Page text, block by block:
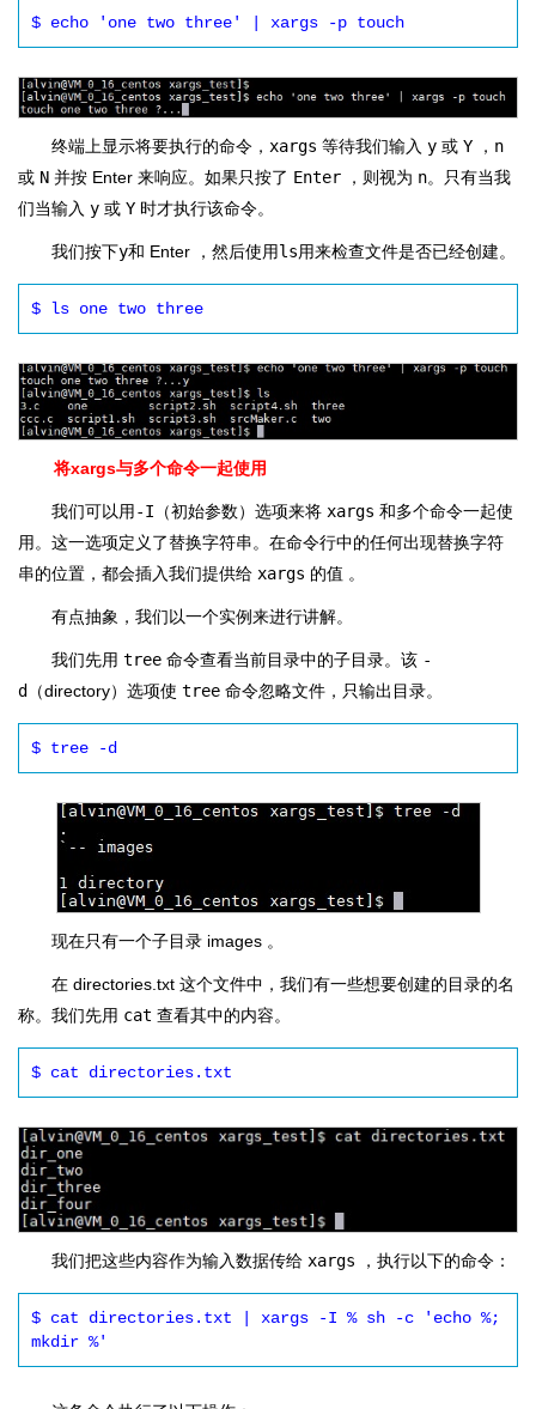
$ echo 'one two three' | xargs -p touch
终端上显示将要执行的命令， xargs 等待我们输入 y 或 Y ， n
或 N 并按 Enter 来响应。如果只按了 Enter ，则视为 n。只有当我
们当输入 y 或 Y 时才执行该命令。
我们按下y和 Enter ，然后使用ls用来检查文件是否已经创建。
$ ls one two three
将xargs与多个命令一起使用
我们可以用 -I （初始参数）选项来将 xargs 和多个命令一起使
用。这一选项定义了替换字符串。在命令行中的任何出现替换字符
串的位置，都会插入我们提供给 xargs 的值 。
有点抽象，我们以一个实例来进行讲解。
我们先用 tree 命令查看当前目录中的子目录。该 -
d
（directory）选项使 tree 命令忽略文件，只输出目录。
$ tree -d
现在只有一个子目录 images 。
在 directories.txt 这个文件中，我们有一些想要创建的目录的名
称。我们先用 cat 查看其中的内容。
$ cat directories.txt
我们把这些内容作为输入数据传给 xargs ，执行以下的命令：
$ cat directories.txt | xargs -I % sh -c 'echo %;
mkdir %'